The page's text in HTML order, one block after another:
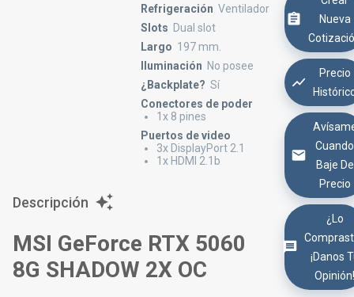
Refrigeración Ventilador
Slots Dual slot
Largo 197 mm.
Iluminación No posee
¿Backplate? Sí
Conectores de poder
1x 8 pines
Puertos de video
3x DisplayPort 2.1
1x HDMI 2.1b
Nueva
Precio
Cuando
Baje De
Precio
¿Lo
¡Danos
Descripción
MSI GeForce RTX 5060
8G SHADOW 2X OC